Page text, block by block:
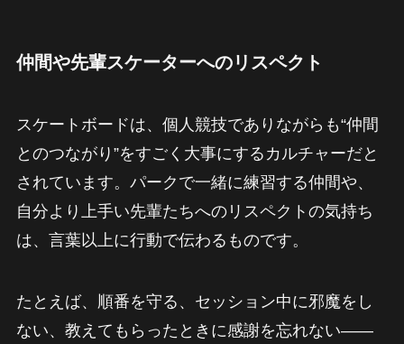
仲間や先輩スケーターへのリスペクト
スケートボードは、個人競技でありながらも“仲間
とのつながり”をすごく大事にするカルチャーだと
されています。パークで一緒に練習する仲間や、
自分より上手い先輩たちへのリスペクトの気持ち
は、言葉以上に行動で伝わるものです。
たとえば、順番を守る、セッション中に邪魔をし
ない、教えてもらったときに感謝を忘れない——